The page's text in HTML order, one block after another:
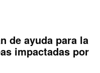
de ayuda para la
impactadas por